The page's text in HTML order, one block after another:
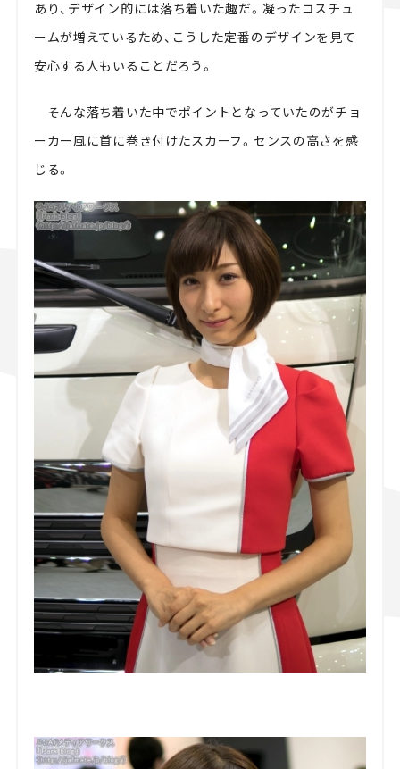
あり、デザイン的には落ち着いた趣だ。凝ったコスチュ
ームが増えているため、こうした定番のデザインを見て
安心する人もいることだろう。
そんな落ち着いた中でポイントとなっていたのがチョ
ーカー風に首に巻き付けたスカーフ。センスの高さを感
じる。